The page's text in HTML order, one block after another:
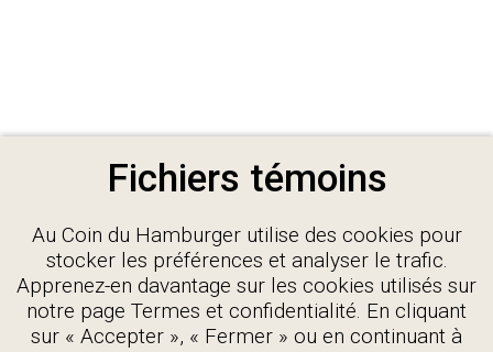
* Les prix affichés ne comprennent pas les taxes et peuvent être sujet à
Fichiers témoins
Au Coin du Hamburger utilise des cookies pour
stocker les préférences et analyser le trafic.
Apprenez-en davantage sur les cookies utilisés sur
notre page Termes et confidentialité. En cliquant
sur « Accepter », « Fermer » ou en continuant à